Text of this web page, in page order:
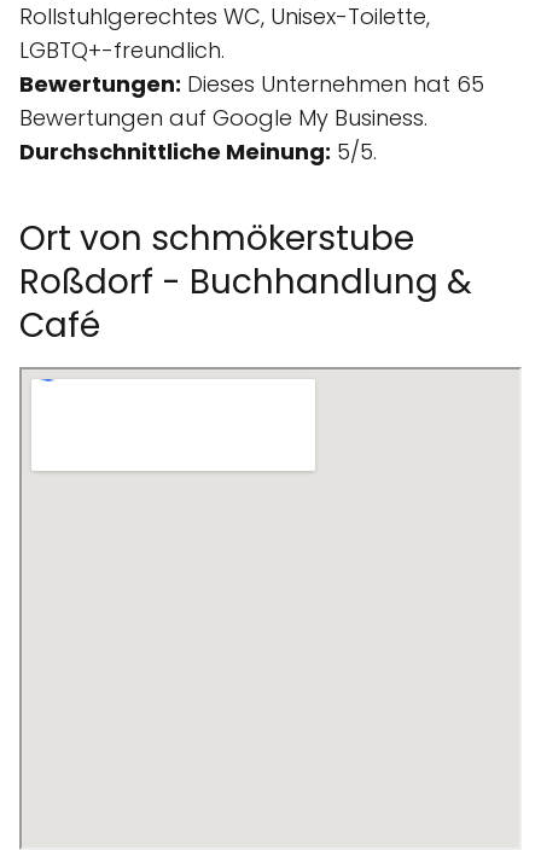
Rollstuhlgerechtes WC, Unisex-Toilette,
LGBTQ+-freundlich.
Bewertungen: Dieses Unternehmen hat 65
Bewertungen auf Google My Business.
Durchschnittliche Meinung: 5/5.
Ort von schmökerstube
Roßdorf - Buchhandlung &
Café